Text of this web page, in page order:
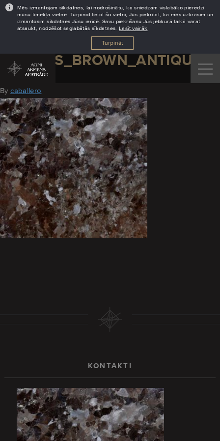
Mēs izmantojam sīkdatnes, lai nodrošinātu, ka sniedzam vislabāko pieredzi
mūsu tīmekļa vietnē. Turpinot lietot šo vietni, Jūs piekrītat, ka mēs uzkrāsim un
izmantosim sīkdatnes Jūsu ierīcē. Savu piekrišanu Jūs jebkurā laikā varat
atsaukt, nodzēšot saglabātās sīkdatnes. Lasīt vairāk
Turpināt
GRANITS_BROWN_ANTIQUE
August 11, 2016
Bycaballero
KONTAKTI